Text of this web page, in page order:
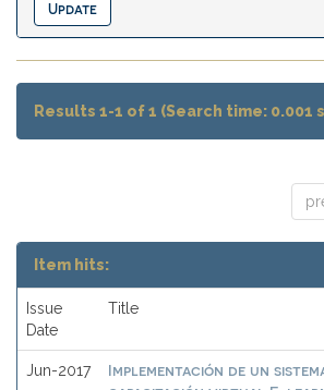
Results 1-1 of 1 (Search time: 0.001
Item hits:
Issue
Date
Title
Jun-2017
Implementación de un